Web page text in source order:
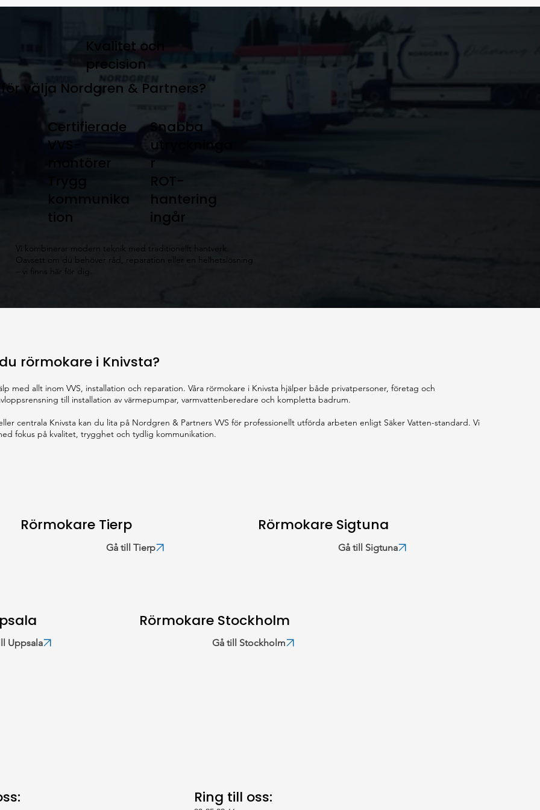
Kvalitet och
precision
välja Nordgren & Partners?
Certifierade
VVS-
montörer
Snabba
utryckninga
r
kommunika
tion
ROT-
hantering
ingår
​Vi kombinerar modern teknik med traditionellt hantverk.
Oavsett om du behöver råd, reparation eller en helhetslösning
– vi finns här för dig.
rörmokare i Knivsta?
med allt inom VVS, installation och reparation. Våra rörmokare i Knivsta hjälper både privatpersoner, företag och
till installation av värmepumpar, varmvattenberedare och kompletta badrum.
centrala Knivsta kan du lita på Nordgren & Partners VVS för professionellt utförda arbeten enligt Säker Vatten-standard. Vi
fokus på kvalitet, trygghet och tydlig kommunikation.
Gå till Tierp
Rörmokare Tierp
Gå till Sigtuna
Rörmokare Sigtuna
Uppsala Gå till Stockholm
Rörmokare Stockholm
Ring till oss: